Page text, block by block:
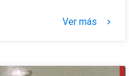
Ver más keyboard_arrow_right